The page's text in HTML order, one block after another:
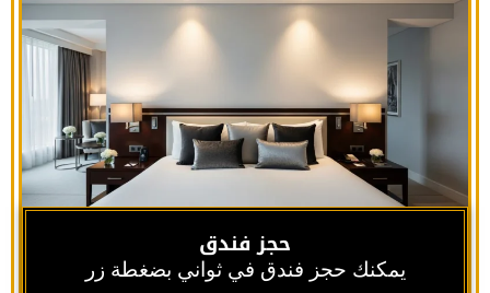
حجز فندق
يمكنك حجز فندق في ثواني بضغطة زر